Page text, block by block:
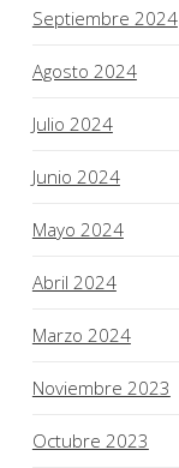
Septiembre 2024
Agosto 2024
Julio 2024
Junio 2024
Mayo 2024
Abril 2024
Marzo 2024
Noviembre 2023
Octubre 2023